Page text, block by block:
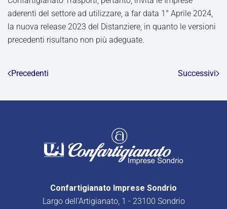
aderenti del settore ad utilizzare, a far data 1° Aprile 2024,
la nuova release 2023 del Distanziere, in quanto le versioni
precedenti risultano non più adeguate.
Precedenti Successivi
Confartigianato Imprese Sondrio
Largo dell’Artigianato, 1 - 23100 Sondrio